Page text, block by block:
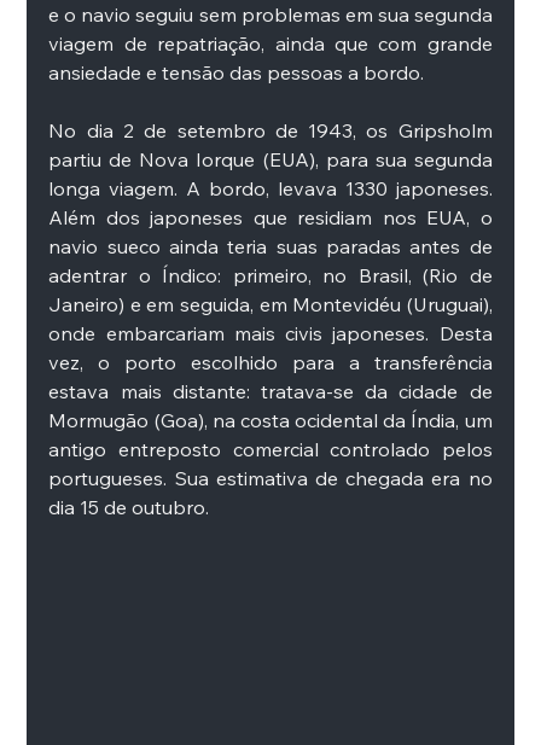
e o navio seguiu sem problemas em sua segunda
viagem de repatriação, ainda que com grande
ansiedade e tensão das pessoas a bordo.
No dia 2 de setembro de 1943, os Gripsholm
partiu de Nova Iorque (EUA), para sua segunda
longa viagem. A bordo, levava 1330 japoneses.
Além dos japoneses que residiam nos EUA, o
navio sueco ainda teria suas paradas antes de
adentrar o Índico: primeiro, no Brasil, (Rio de
Janeiro) e em seguida, em Montevidéu (Uruguai),
onde embarcariam mais civis japoneses. Desta
vez, o porto escolhido para a transferência
estava mais distante: tratava-se da cidade de
Mormugão (Goa), na costa ocidental da Índia, um
antigo entreposto comercial controlado pelos
portugueses. Sua estimativa de chegada era no
dia 15 de outubro.